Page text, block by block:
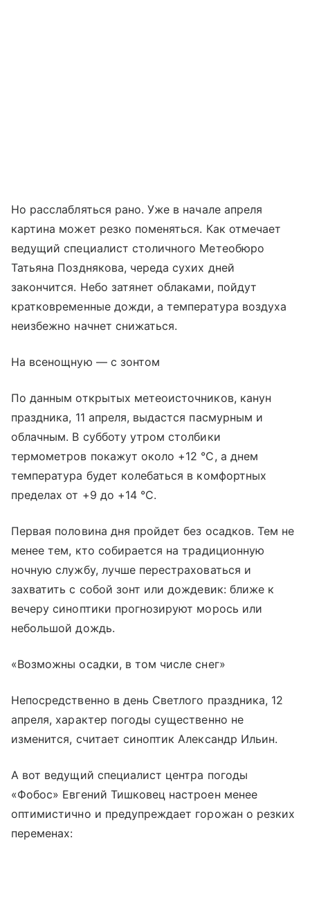
Но расслабляться рано. Уже в начале апреля
картина может резко поменяться. Как отмечает
ведущий специалист столичного Метеобюро
Татьяна Позднякова, череда сухих дней
закончится. Небо затянет облаками, пойдут
кратковременные дожди, а температура воздуха
неизбежно начнет снижаться.
На всенощную — с зонтом
По данным открытых метеоисточников, канун
праздника, 11 апреля, выдастся пасмурным и
облачным. В субботу утром столбики
термометров покажут около +12 °C, а днем
температура будет колебаться в комфортных
пределах от +9 до +14 °C.
Первая половина дня пройдет без осадков. Тем не
менее тем, кто собирается на традиционную
ночную службу, лучше перестраховаться и
захватить с собой зонт или дождевик: ближе к
вечеру синоптики прогнозируют морось или
небольшой дождь.
«Возможны осадки, в том числе снег»
Непосредственно в день Светлого праздника, 12
апреля, характер погоды существенно не
изменится, считает синоптик Александр Ильин.
А вот ведущий специалист центра погоды
«Фобос» Евгений Тишковец настроен менее
оптимистично и предупреждает горожан о резких
переменах: